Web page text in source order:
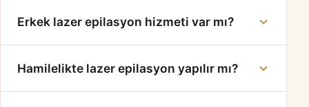
Erkek lazer epilasyon hizmeti var mı?
Hamilelikte lazer epilasyon yapılır mı?